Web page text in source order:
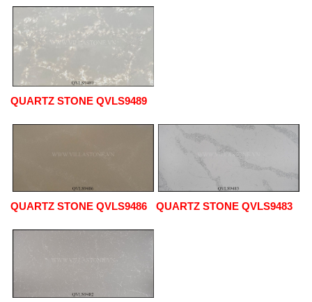
QUARTZ STONE QVLS9489
QUARTZ STONE QVLS9486 QUARTZ STONE QVLS9483